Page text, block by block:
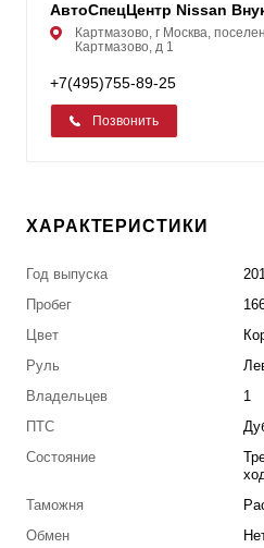
АвтоСпецЦентр Nissan
Картмазово, г Москва,
Картмазово, д 1
+7(495)755-89-25
Позвонить
ХАРАКТЕРИСТИКИ
Год выпуска
Пробег
Цвет
Руль
Владельцев
1
ПТС
Состояние
Таможня
Обмен